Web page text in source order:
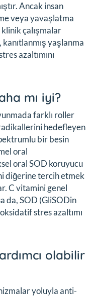
Ancak insan
veya yavaşlatma
çalışmalar
yaşlanma
azaltımını
mı iyi?
farklı roller
hedefleyen
bir besin
oral
oral SOD koruyucu
diğerine tercih etmek
C vitamini genel
da, SOD (GliSODin
stres azaltımı
olabilir
yoluyla anti-